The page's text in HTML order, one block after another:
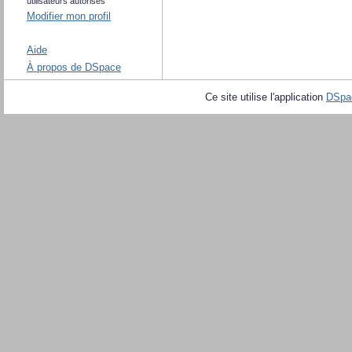
Modifier mon profil
Aide
À propos de DSpace
Ce site utilise l'application